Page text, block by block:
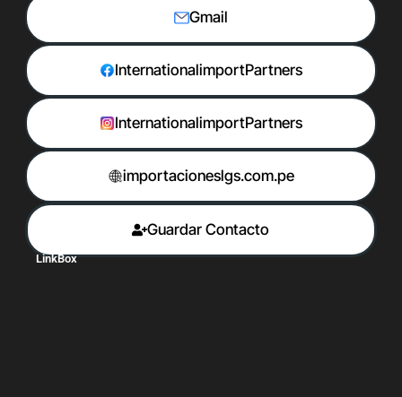
Gmail
InternationalimportPartners
InternationalimportPartners
importacioneslgs.com.pe
Guardar Contacto
LinkBox